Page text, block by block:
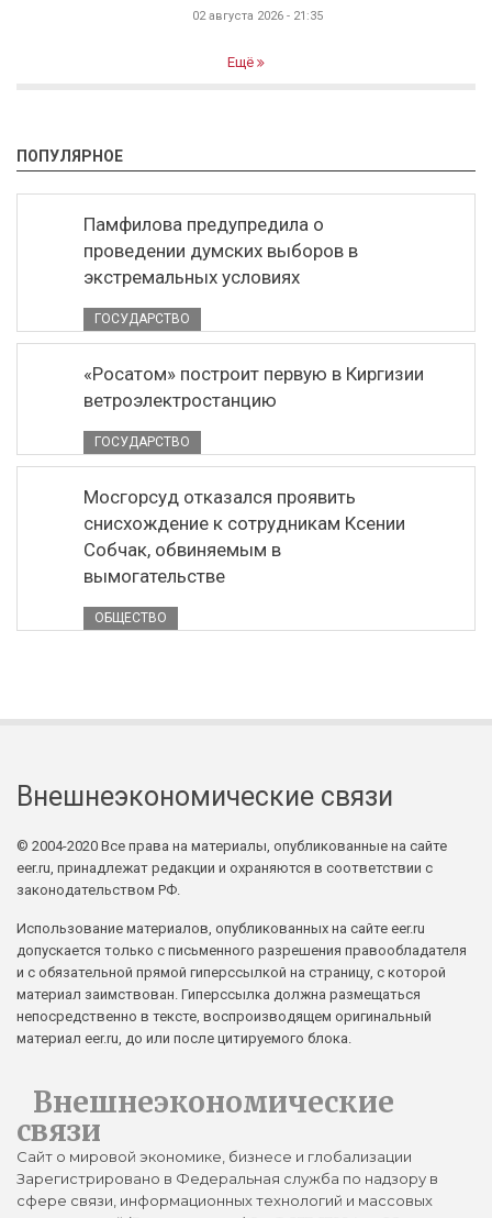
02 августа 2026 - 21:35
Ещё
ПОПУЛЯРНОЕ
Памфилова предупредила о
проведении думских выборов в
экстремальных условиях
ГОСУДАРСТВО
«Росатом» построит первую в Киргизии
ветроэлектростанцию
ГОСУДАРСТВО
Мосгорсуд отказался проявить
снисхождение к сотрудникам Ксении
Собчак, обвиняемым в
вымогательстве
ОБЩЕСТВО
Внешнеэкономические связи
© 2004-2020 Все права на материалы, опубликованные на сайте
eer.ru, принадлежат редакции и охраняются в соответствии с
законодательством РФ.
Использование материалов, опубликованных на сайте eer.ru
допускается только с письменного разрешения правообладателя
и с обязательной прямой гиперссылкой на страницу, с которой
материал заимствован. Гиперссылка должна размещаться
непосредственно в тексте, воспроизводящем оригинальный
материал eer.ru, до или после цитируемого блока.
Внешнеэкономические
связи
Сайт о мировой экономике, бизнесе и глобализации
Зарегистрировано в Федеральная служба по надзору в
сфере связи, информационных технологий и массовых